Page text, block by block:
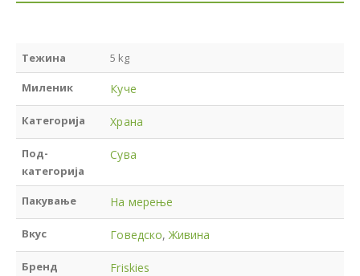
Тежина 5 kg
Миленик Куче
Категорија Храна
Под-
категорија
Сува
Пакување На мерење
Вкус Говедско,Живина
Бренд Friskies